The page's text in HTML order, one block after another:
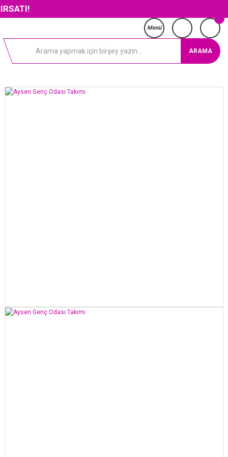
Menü
ARAMA